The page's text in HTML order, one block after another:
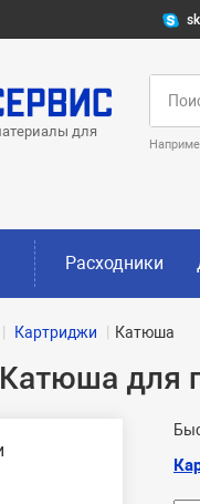
для
Расходники
Картриджи Катюша
для